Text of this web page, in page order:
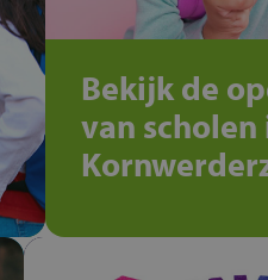
Bekijk de
van scholen